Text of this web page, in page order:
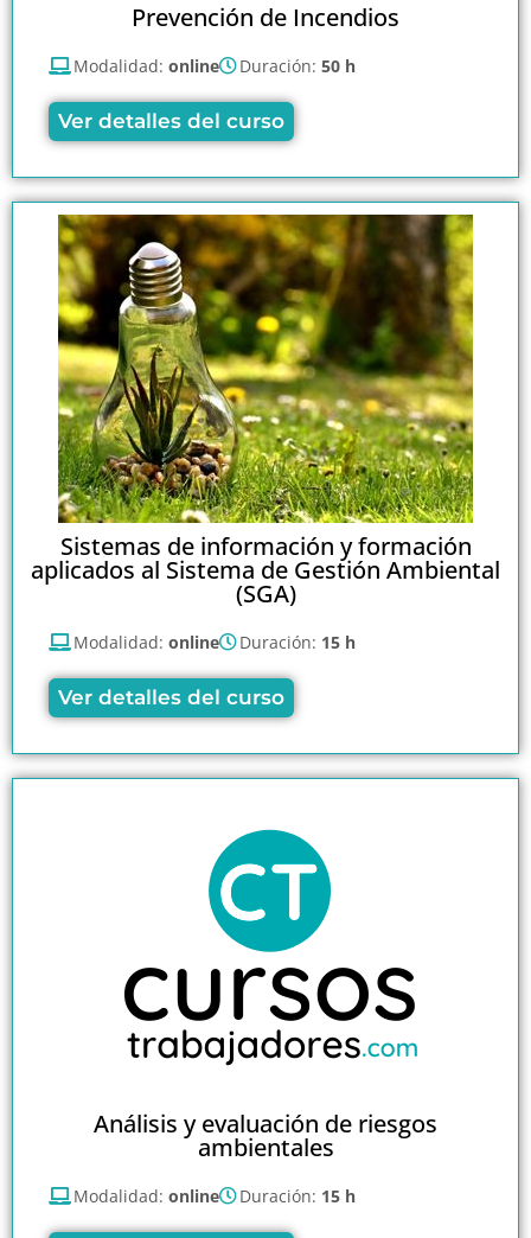
Prevención de Incendios
Modalidad: online Duración: 50 h
Ver detalles del curso
Sistemas de información y formación
aplicados al Sistema de Gestión Ambiental
(SGA)
Modalidad: online Duración: 15 h
Ver detalles del curso
Análisis y evaluación de riesgos
ambientales
Modalidad: online Duración: 15 h